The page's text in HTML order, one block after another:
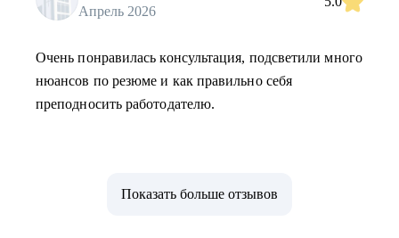
Апрель 2026
Очень понравилась консультация, подсветили много
нюансов по резюме и как правильно себя
преподносить работодателю.
Показать больше отзывов